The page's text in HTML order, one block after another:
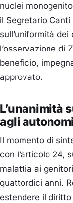
nuclei
il Segretario Canti
sull’uniformità dei
l’osservazione di
beneficio,
approvato.
L’unanimità
agli autonomi
Il momento di
con l’articolo 24,
malattia ai
quattordici anni.
estendere il